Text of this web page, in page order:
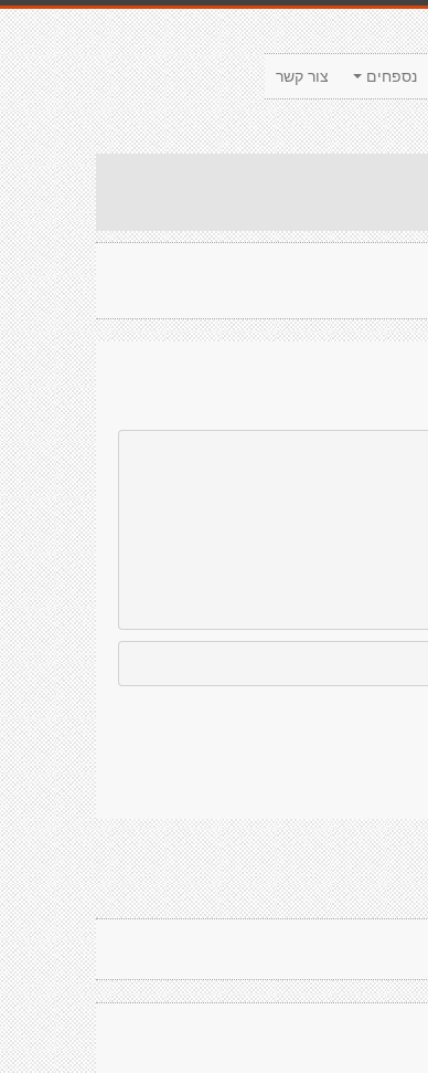
צור קשר נספחים